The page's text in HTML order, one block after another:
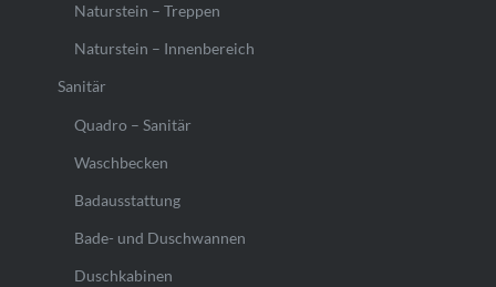
Naturstein – Treppen
Naturstein – Innenbereich
Sanitär
Quadro – Sanitär
Waschbecken
Badausstattung
Bade- und Duschwannen
Duschkabinen